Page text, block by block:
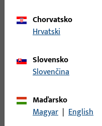
Pro získání informací o
Chorvatsko
Hrvatski
Slovensko
Slovenčina
Maďarsko
Magyar | English